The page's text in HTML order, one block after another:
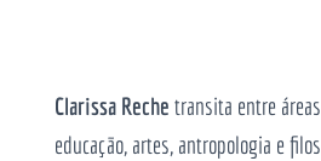
ClarissaReche transita entre
educação, artes, antropologia e